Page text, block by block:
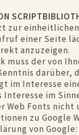
zur
einer Seite
anzuzeigen.
muss der von
darüber,
im Interesse
im
Web Fonts
zu Google
von